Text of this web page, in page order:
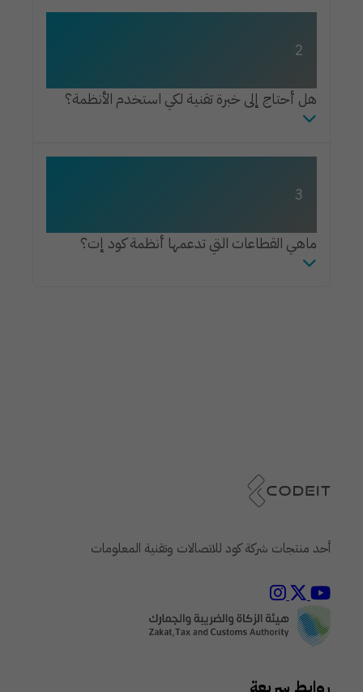
2
هل أحتاج إلى خبرة تقنية لكي استخدم الأنظمة؟
3
ماهي القطاعات التي تدعمها أنظمة كود إت؟
أحد منتجات شركة كود للاتصالات وتقنية المعلومات